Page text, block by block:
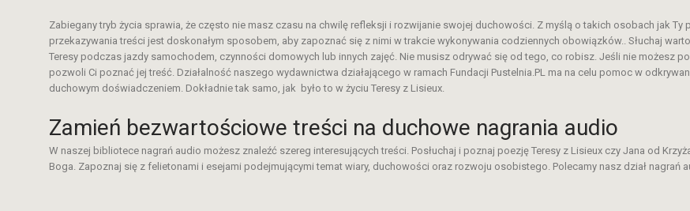
Zabiegany tryb życia sprawia, że często nie masz czasu na chwilę refleksji i rozwijanie swojej duchowości. Z myślą o takich osobach jak
przekazywania treści jest doskonałym sposobem, aby zapoznać się z nimi w trakcie wykonywania codziennych obowiązków.. Słuchaj
Teresy podczas jazdy samochodem, czynności domowych lub innych zajęć. Nie musisz odrywać się od tego, co robisz. Jeśli nie możesz
pozwoli Ci poznać jej treść. Działalność naszego wydawnictwa działającego w ramach Fundacji Pustelnia.PL ma na celu pomoc w
duchowym doświadczeniem. Dokładnie tak samo, jak było to w życiu Teresy z Lisieux.
Zamień bezwartościowe treści na duchowe nagrania audio
W naszej bibliotece nagrań audio możesz znaleźć szereg interesujących treści. Posłuchaj i poznaj poezję Teresy z Lisieux czy Jana od
Boga. Zapoznaj się z felietonami i esejami podejmującymi temat wiary, duchowości oraz rozwoju osobistego. Polecamy nasz dział nagrań